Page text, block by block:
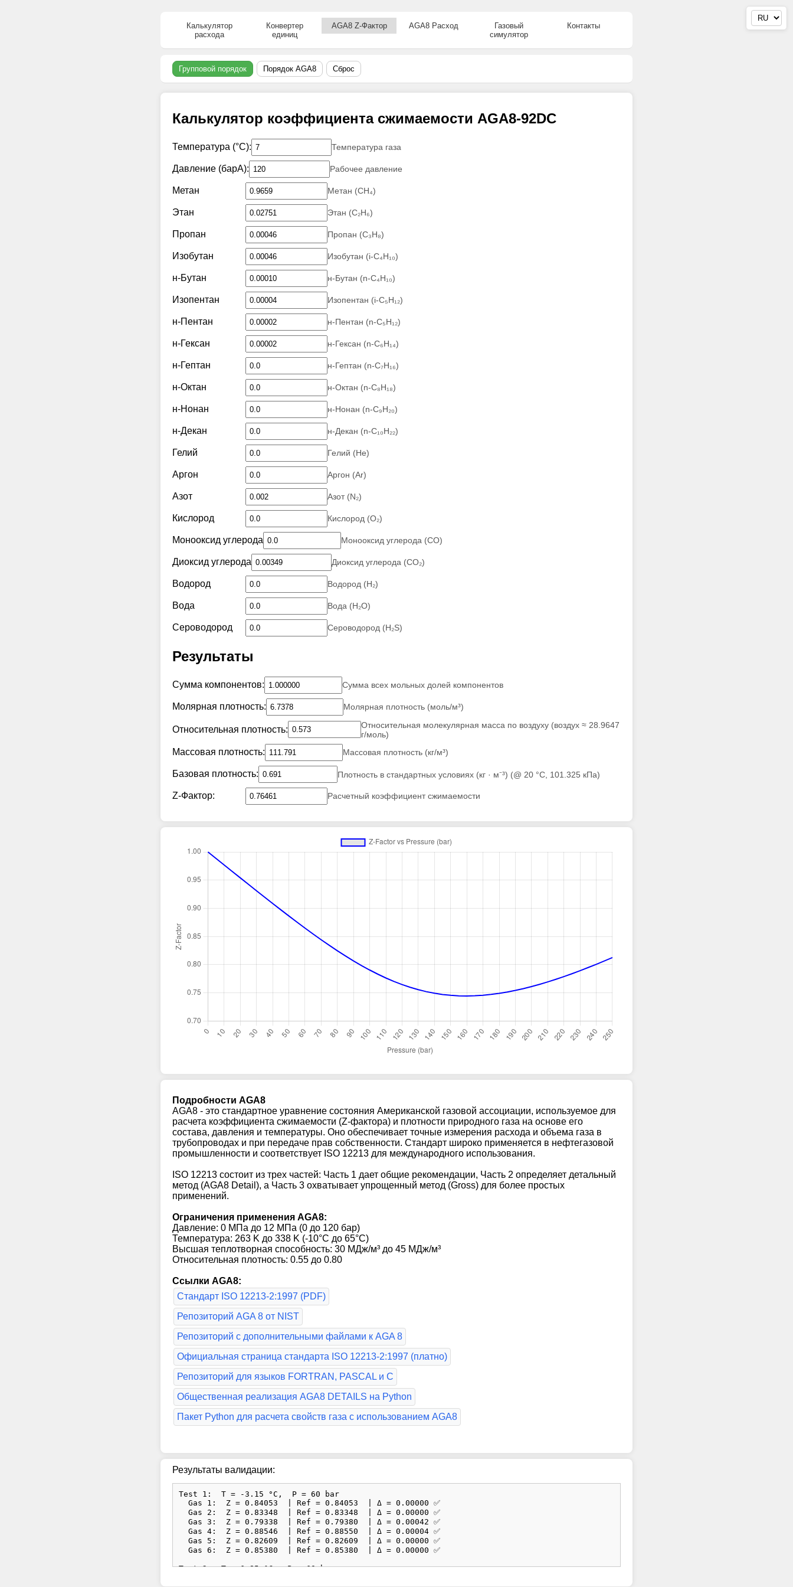
Калькулятор
расхода
Конвертер
единиц
AGA8 Z-Фактор AGA8 Расход
Газовый
симулятор
Контакты
Групповой порядок Порядок AGA8 Сброс
Калькулятор коэффициента сжимаемости AGA8-92DC
Температура (°C): Температура газа
Давление (барА): Рабочее давление
Метан Метан (CH₄)
Этан Этан (C₂H₆)
Пропан Пропан (C₃H₈)
Изобутан Изобутан (i-C₄H₁₀)
н-Бутан н-Бутан (n-C₄H₁₀)
Изопентан Изопентан (i-C₅H₁₂)
н-Пентан н-Пентан (n-C₅H₁₂)
н-Гексан н-Гексан (n-C₆H₁₄)
н-Гептан н-Гептан (n-C₇H₁₆)
н-Октан н-Октан (n-C₈H₁₈)
н-Нонан н-Нонан (n-C₉H₂₀)
н-Декан н-Декан (n-C₁₀H₂₂)
Гелий Гелий (He)
Аргон Аргон (Ar)
Азот Азот (N₂)
Кислород Кислород (O₂)
Монооксид углерода Монооксид углерода (CO)
Диоксид углерода Диоксид углерода (CO₂)
Водород Водород (H₂)
Вода Вода (H₂O)
Сероводород Сероводород (H₂S)
Результаты
Сумма компонентов: Сумма всех мольных долей компонентов
Молярная плотность: Молярная плотность (моль/м³)
Относительная плотность:
Относительная молекулярная масса по воздуху (воздух ≈ 28.9647
г/моль)
Массовая плотность: Массовая плотность (кг/м³)
Базовая плотность: Плотность в стандартных условиях (кг · м⁻³) (@ 20 °C, 101.325 кПа)
Z-Фактор: Расчетный коэффициент сжимаемости
Подробности AGA8
AGA8 - это стандартное уравнение состояния Американской газовой ассоциации, используемое для
расчета коэффициента сжимаемости (Z-фактора) и плотности природного газа на основе его
состава, давления и температуры. Оно обеспечивает точные измерения расхода и объема газа в
трубопроводах и при передаче прав собственности. Стандарт широко применяется в нефтегазовой
промышленности и соответствует ISO 12213 для международного использования.
ISO 12213 состоит из трех частей: Часть 1 дает общие рекомендации, Часть 2 определяет детальный
метод (AGA8 Detail), а Часть 3 охватывает упрощенный метод (Gross) для более простых
применений.
Ограничения применения AGA8:
Давление: 0 МПа до 12 МПа (0 до 120 бар)
Температура: 263 K до 338 K (-10°C до 65°C)
Высшая теплотворная способность: 30 МДж/м³ до 45 МДж/м³
Относительная плотность: 0.55 до 0.80
Ссылки AGA8:
Стандарт ISO 12213-2:1997 (PDF)
Репозиторий AGA 8 от NIST
Репозиторий с дополнительными файлами к AGA 8
Официальная страница стандарта ISO 12213-2:1997 (платно)
Репозиторий для языков FORTRAN, PASCAL и C
Общественная реализация AGA8 DETAILS на Python
Пакет Python для расчета свойств газа с использованием AGA8
Результаты валидации:
Test 1:  T = -3.15 °C,  P = 60 bar
  Gas 1:  Z = 0.84053  | Ref = 0.84053  | Δ = 0.00000 ✅
  Gas 2:  Z = 0.83348  | Ref = 0.83348  | Δ = 0.00000 ✅
  Gas 3:  Z = 0.79338  | Ref = 0.79380  | Δ = 0.00042 ✅
  Gas 4:  Z = 0.88546  | Ref = 0.88550  | Δ = 0.00004 ✅
  Gas 5:  Z = 0.82609  | Ref = 0.82609  | Δ = 0.00000 ✅
  Gas 6:  Z = 0.85380  | Ref = 0.85380  | Δ = 0.00000 ✅
Test 2:  T = 6.85 °C,  P = 60 bar